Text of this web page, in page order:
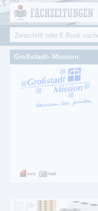
Fachzeitungen.de
Fachmagazine
Suchformular
Suche
Großstadt- Mission
Cookie-Einstellungen